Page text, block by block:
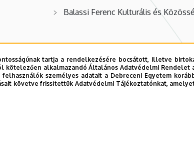
Balassi Ferenc Kulturális és
tartja a rendelkezésére bocsátott, illetve
kötelezően alkalmazandó Általános Adatvédelmi
felhasználók személyes adatait a Debreceni Egyetem
követve frissítettük Adatvédelmi Tájékoztatónkat,